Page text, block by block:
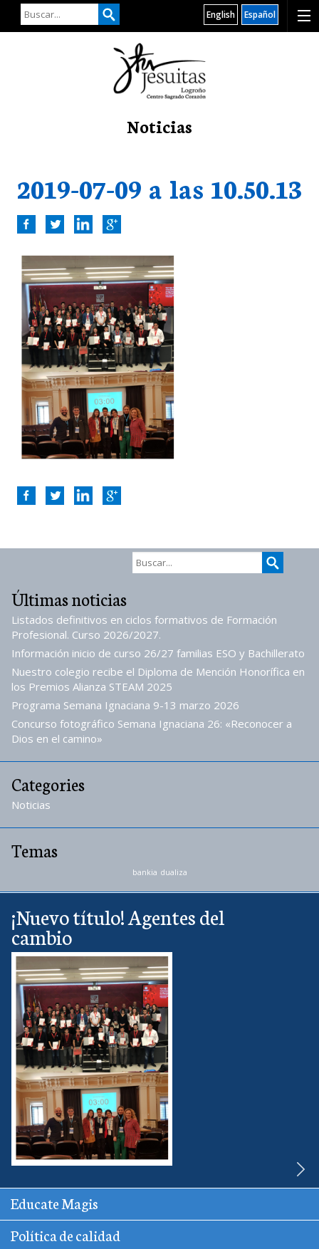
Español
English
Noticias
2019-07-09 a las 10.50.13
Últimas noticias
Listados definitivos en ciclos formativos de Formación
Profesional. Curso 2026/2027.
Información inicio de curso 26/27 familias ESO y Bachillerato
Nuestro colegio recibe el Diploma de Mención Honorífica en
los Premios Alianza STEAM 2025
Programa Semana Ignaciana 9-13 marzo 2026
Concurso fotográfico Semana Ignaciana 26: «Reconocer a
Dios en el camino»
Categories
Noticias
Temas
bankia dualiza
¡Nuevo título! Agentes del
cambio
Educate Magis
Política de calidad